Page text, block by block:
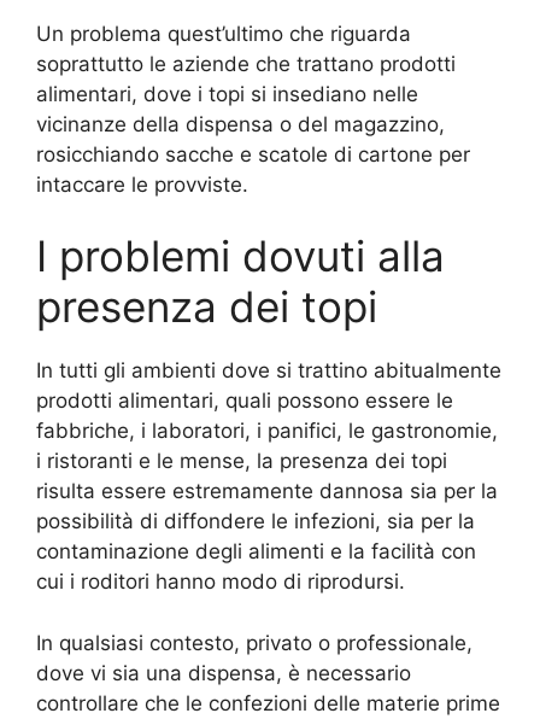
Un problema quest’ultimo che riguarda
soprattutto le aziende che trattano prodotti
alimentari, dove i topi si insediano nelle
vicinanze della dispensa o del magazzino,
rosicchiando sacche e scatole di cartone per
intaccare le provviste.
I problemi dovuti alla
presenza dei topi
In tutti gli ambienti dove si trattino abitualmente
prodotti alimentari, quali possono essere le
fabbriche, i laboratori, i panifici, le gastronomie,
i ristoranti e le mense, la presenza dei topi
risulta essere estremamente dannosa sia per la
possibilità di diffondere le infezioni, sia per la
contaminazione degli alimenti e la facilità con
cui i roditori hanno modo di riprodursi.
In qualsiasi contesto, privato o professionale,
dove vi sia una dispensa, è necessario
controllare che le confezioni delle materie prime